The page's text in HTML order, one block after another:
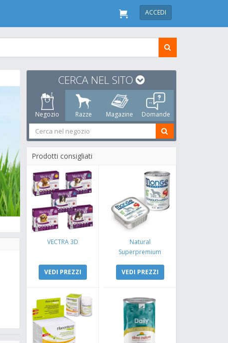
ACCEDI
CERCA NEL SITO
Negozio Razze Magazine Domande
Prodotti consigliati
VECTRA 3D
VEDI PREZZI
Natural
Superpremium
Coniglio e Mela
VEDI PREZZI